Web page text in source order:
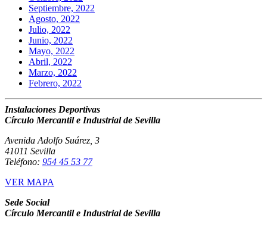
Septiembre, 2022
Agosto, 2022
Julio, 2022
Junio, 2022
Mayo, 2022
Abril, 2022
Marzo, 2022
Febrero, 2022
Instalaciones Deportivas
Círculo Mercantil e Industrial de Sevilla
Avenida Adolfo Suárez, 3
41011 Sevilla
Teléfono: 954 45 53 77
VER MAPA
Sede Social
Círculo Mercantil e Industrial de Sevilla